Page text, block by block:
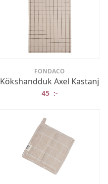
FONDACO
Kökshandduk Axel Kastanj
45 :-